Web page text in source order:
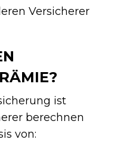
Versicherer
ist
berechnen
von: